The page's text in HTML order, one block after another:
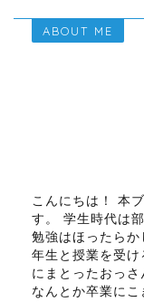
ABOUT ME
こんにちは！ 本
す。 学生時代は
勉強はほったらか
年生と授業を受
にまとったおっ
なんとか卒業に